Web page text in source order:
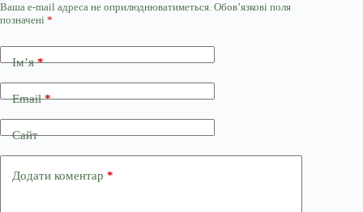
Ваша e-mail адреса не оприлюднюватиметься. Обов’язкові поля
позначені *
Ім’я*
Email*
Сайт
Додати коментар *